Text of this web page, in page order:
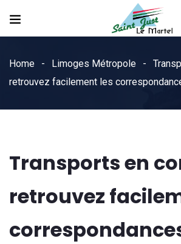
Home Limoges Métropole
retrouvez facilement les
Transports en
retrouvez